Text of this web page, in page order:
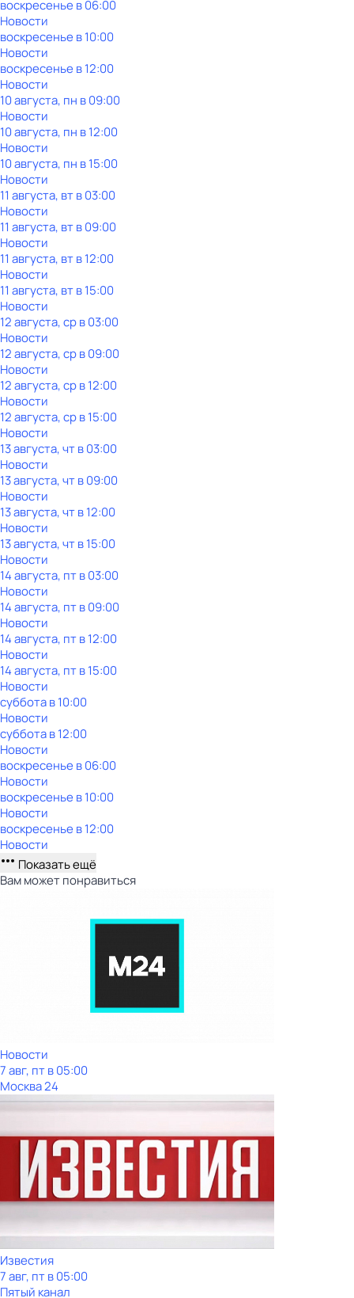
воскресенье в06:00
Новости
воскресенье в10:00
Новости
воскресенье в12:00
Новости
10 августа, пн в 09:00
Новости
10 августа, пн в 12:00
Новости
10 августа, пн в 15:00
Новости
11 августа, вт в 03:00
Новости
11 августа, вт в 09:00
Новости
11 августа, вт в 12:00
Новости
11 августа, вт в 15:00
Новости
12 августа, ср в 03:00
Новости
12 августа, ср в 09:00
Новости
12 августа, ср в 12:00
Новости
12 августа, ср в 15:00
Новости
13 августа, чт в 03:00
Новости
13 августа, чт в 09:00
Новости
13 августа, чт в 12:00
Новости
13 августа, чт в 15:00
Новости
14 августа, пт в 03:00
Новости
14 августа, пт в 09:00
Новости
14 августа, пт в 12:00
Новости
14 августа, пт в 15:00
Новости
субботав10:00
Новости
субботав12:00
Новости
воскресенье в06:00
Новости
воскресенье в10:00
Новости
воскресенье в12:00
Новости
Показать ещё
Вам может понравиться
Новости
7 авг, пт в 05:00
Москва 24
Известия
7 авг, пт в 05:00
Пятый канал